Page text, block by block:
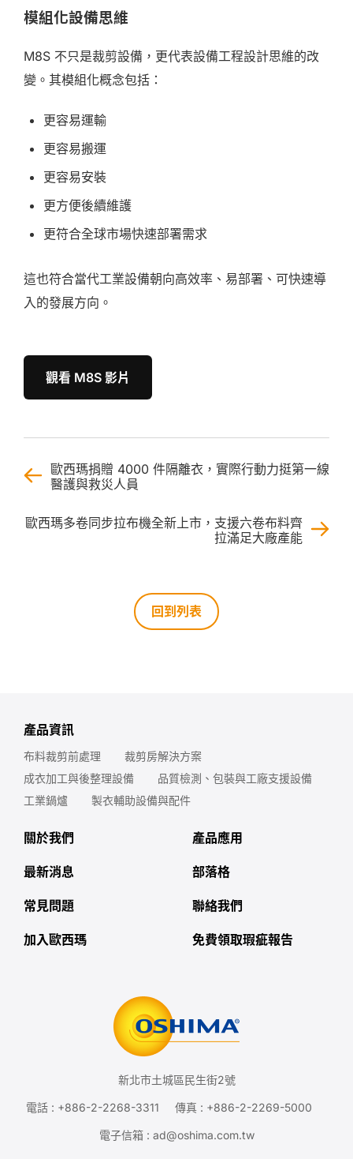
模組化設備思維
M8S 不只是裁剪設備，更代表設備工程設計思維的改
變。其模組化概念包括：
更容易運輸
更容易搬運
更容易安裝
更方便後續維護
更符合全球市場快速部署需求
這也符合當代工業設備朝向高效率、易部署、可快速導
入的發展方向。
觀看 M8S 影片
歐西瑪捐贈 4000 件隔離衣，實際行動力挺第一線
醫護與救災人員
歐西瑪多卷同步拉布機全新上市，支援六卷布料齊
拉滿足大廠產能
回到列表
產品資訊
布料裁剪前處理
裁剪房解決方案
成衣加工與後整理設備
品質檢測、包裝與工廠支援設備
工業鍋爐
製衣輔助設備與配件
關於我們 產品應用
最新消息 部落格
常見問題 聯絡我們
加入歐西瑪 免費領取瑕疵報告
新北市土城區民生街2號
電話 : +886-2-2268-3311 傳真 : +886-2-2269-5000
電子信箱 : ad@oshima.com.tw